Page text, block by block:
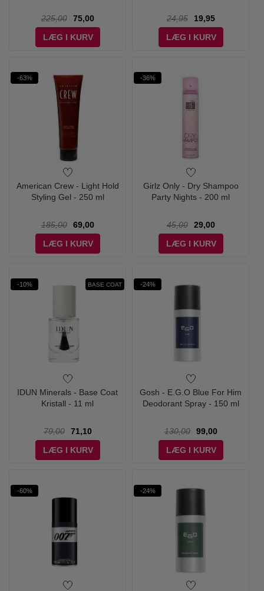
225,00
75,00
LÆG I KURV
24,95
19,95
LÆG I KURV
-63%
American Crew - Light Hold
Styling Gel - 250 ml
185,00
69,00
LÆG I KURV
-36%
Girlz Only - Dry Shampoo
Party Nights - 200 ml
45,00
29,00
LÆG I KURV
-10% BASE COAT
IDUN Minerals - Base Coat
Kristall - 11 ml
79,00
71,10
LÆG I KURV
-24%
Gosh - E.G.O Blue For Him
Deodorant Spray - 150 ml
130,00
99,00
LÆG I KURV
-60% -24%